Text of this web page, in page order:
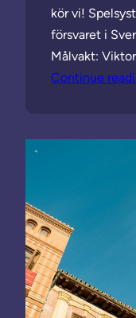
kör vi!
försvaret i
Målvakt:
Continue